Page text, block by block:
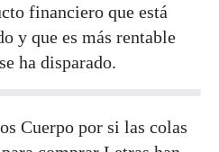
financiero que está
y que es más rentable
ha disparado.
Cuerpo por si las colas